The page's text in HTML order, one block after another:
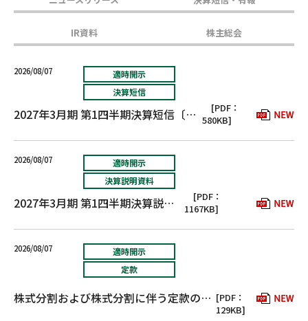
IR資料 株主総会
2026/08/07
適時開示
決算短信
2027年3月期 第1四半期決算短信〔日本基準〕(連結)
[PDF：
580KB]
2026/08/07
適時開示
決算説明資料
2027年3月期 第1四半期決算説明資料
[PDF：
1167KB]
2026/08/07
適時開示
定款
株式分割および株式分割に伴う定款の一部変更ならびに配当予想の修正に関するお知らせ [PDF：
129KB]